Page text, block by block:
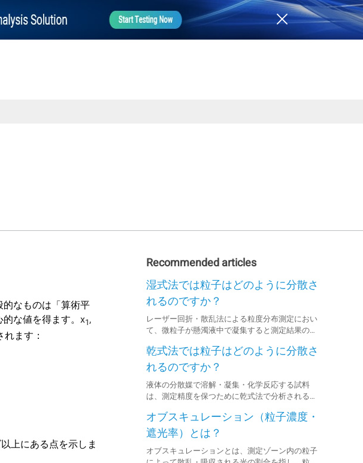
なものは「算術平
な値を得ます。 x1,
ます：
上にある点を示しま
Recommended articles
湿式法では粒子はどのように分散さ
れるのですか？
レーザー回折・散乱法による粒度分布測定におい
て、微粒子が懸濁液中で凝集すると測定結果の精
分散が重要です。
乾式法では粒子はどのように分散さ
れるのですか？
液体の分散媒で溶解・凝集・化学反応する試料
は、測定精度を保つために乾式法で分析されるこ
オブスキュレーション（粒子濃度・
遮光率）とは？
オブスキュレーションとは、測定ゾーン内の粒子